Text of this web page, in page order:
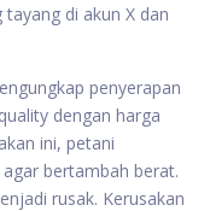
di akun X dan
penyerapan
dengan harga
ini, petani
bertambah berat.
rusak. Kerusakan